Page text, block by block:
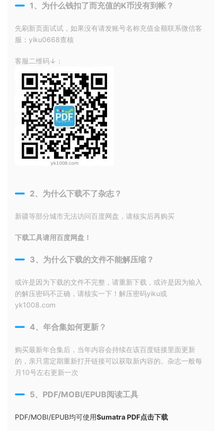
1、为什么钱扣了而充值的K币没有到帐？
先刷新页面试试，如果没有请发账号名称充值金额联系微信客
服：yiku0668查核
客服二维码↓：
2、为什么下载不了杂志？
新疆等部分城市无法访问百度网盘，请核实后再购买
下载工具请用百度网盘！
3、为什么下载的文件不能解压缩？
或许是因为下载的文件不完整，请重新下载，或许是因为输入
的解压密码不正确，请核实一下！解压密码yiku或
yk1008.com
4、年合集如何更新？
购买最新年合集后，当年内容会持续在该百度链接里面更新
的，亲只需定期重新打开链接可以获取新内容的。杂志一般每
月10号左右更新一次
5、PDF/MOBI/EPUB阅读工具
PDF/MOBI/EPUB均可使用Sumatra PDF点击下载